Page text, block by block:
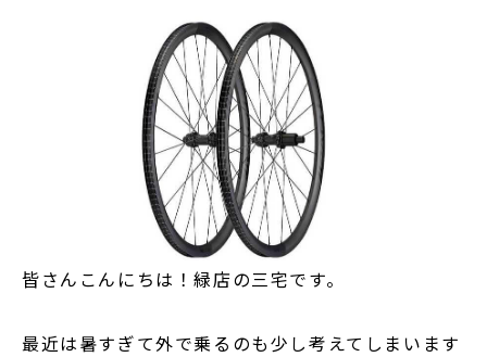
皆さんこんにちは！緑店の三宅です。
最近は暑すぎて外で乗るのも少し考えてしまいます